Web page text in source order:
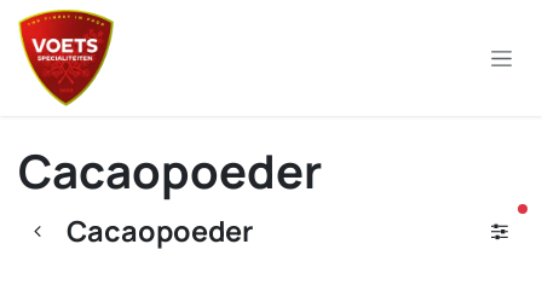
Overslaan naar inhoud
Cacaopoeder
Cacaopoeder